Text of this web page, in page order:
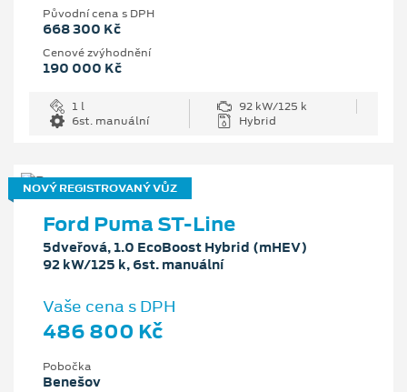
Původní cena s DPH
668 300 Kč
Cenové zvýhodnění
190 000 Kč
1 l
92 kW/125 k
6st. manuální
Hybrid
NOVÝ REGISTROVANÝ VŮZ
Ford Puma ST-Line
5dveřová, 1.0 EcoBoost Hybrid (mHEV)
92 kW/125 k, 6st. manuální
Vaše cena s DPH
486 800 Kč
Pobočka
Benešov